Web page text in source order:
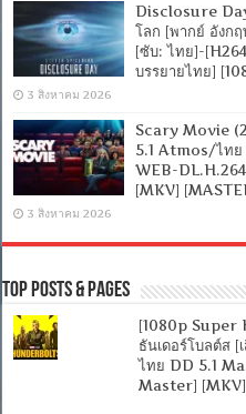
Disclosure
โลก [พากย์ อังก
[ซับ: ไทย]-
บรรยายไทย]
3 สิงหาคม 2026
Scary Movie
5.1 Atmos/ไท
WEB-
[MKV]
3 สิงหาคม 2026
Top Posts & Pages
[1080p Super
ธันเดอร์โบลต์ส
ไทย DD 5.1
Master]